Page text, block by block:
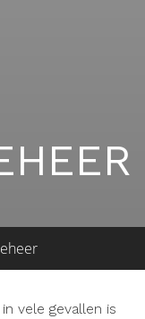
vele gevallen is